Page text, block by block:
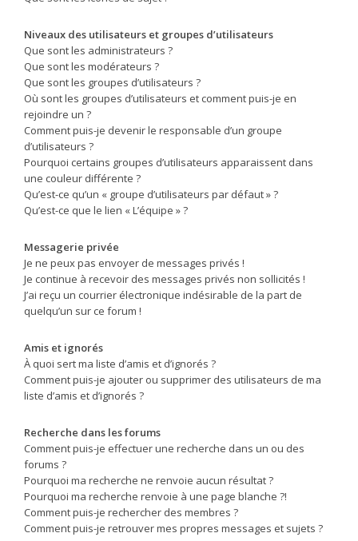
Niveaux des utilisateurs et groupes d’utilisateurs
Que sont les administrateurs ?
Que sont les modérateurs ?
Que sont les groupes d’utilisateurs ?
Où sont les groupes d’utilisateurs et comment puis-je en
rejoindre un ?
Comment puis-je devenir le responsable d’un groupe
d’utilisateurs ?
Pourquoi certains groupes d’utilisateurs apparaissent dans
une couleur différente ?
Qu’est-ce qu’un « groupe d’utilisateurs par défaut » ?
Qu’est-ce que le lien « L’équipe » ?
Messagerie privée
Je ne peux pas envoyer de messages privés !
Je continue à recevoir des messages privés non sollicités !
J’ai reçu un courrier électronique indésirable de la part de
quelqu’un sur ce forum !
Amis et ignorés
À quoi sert ma liste d’amis et d’ignorés ?
Comment puis-je ajouter ou supprimer des utilisateurs de ma
liste d’amis et d’ignorés ?
Recherche dans les forums
Comment puis-je effectuer une recherche dans un ou des
forums ?
Pourquoi ma recherche ne renvoie aucun résultat ?
Pourquoi ma recherche renvoie à une page blanche ?!
Comment puis-je rechercher des membres ?
Comment puis-je retrouver mes propres messages et sujets ?